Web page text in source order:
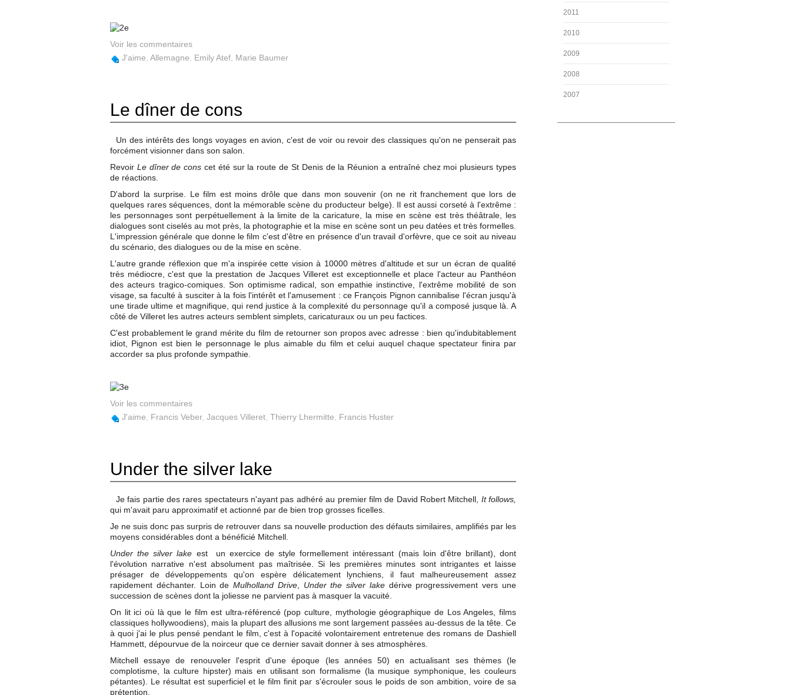
Voir les commentaires
J'aime Allemagne Emily Atef Marie Baumer
Le dîner de cons
Un des intérêts des longs voyages en avion, c'est de voir ou revoir des classiques qu'on ne penserait pas
forcément visionner dans son salon.
Revoir Le dîner de cons cet été sur la route de St Denis de la Réunion a entraîné chez moi plusieurs types
de réactions.
D'abord la surprise. Le film est moins drôle que dans mon souvenir (on ne rit franchement que lors de
quelques rares séquences, dont la mémorable scène du producteur belge). Il est aussi corseté à l'extrême :
les personnages sont perpétuellement à la limite de la caricature, la mise en scène est très théâtrale, les
dialogues sont ciselés au mot près, la photographie et la mise en scène sont un peu datées et très formelles.
L'impression générale que donne le film c'est d'être en présence d'un travail d'orfèvre, que ce soit au niveau
du scénario, des dialogues ou de la mise en scène.
L'autre grande réflexion que m'a inspirée cette vision à 10000 mètres d'altitude et sur un écran de qualité
très médiocre, c'est que la prestation de Jacques Villeret est exceptionnelle et place l'acteur au Panthéon
des acteurs tragico-comiques. Son optimisme radical, son empathie instinctive, l'extrême mobilité de son
visage, sa faculté à susciter à la fois l'intérêt et l'amusement : ce François Pignon cannibalise l'écran jusqu'à
une tirade ultime et magnifique, qui rend justice à la complexité du personnage qu'il a composé jusque là. A
côté de Villeret les autres acteurs semblent simplets, caricaturaux ou un peu factices.
C'est probablement le grand mérite du film de retourner son propos avec adresse : bien qu'indubitablement
idiot, Pignon est bien le personnage le plus aimable du film et celui auquel chaque spectateur finira par
accorder sa plus profonde sympathie.
Voir les commentaires
J'aime
Francis Veber, Jacques Villeret Thierry Lhermitte Francis Huster
Under the silver lake
Je fais partie des rares spectateurs n'ayant pas adhéré au premier film de David Robert Mitchell, It follows,
qui m'avait paru approximatif et actionné par de bien trop grosses ficelles.
Je ne suis donc pas surpris de retrouver dans sa nouvelle production des défauts similaires, amplifiés par les
moyens considérables dont a bénéficié Mitchell.
Under the silver lake est un exercice de style formellement intéressant (mais loin d'être brillant), dont
l'évolution narrative n'est absolument pas maîtrisée. Si les premières minutes sont intrigantes et laisse
présager de développements qu'on espère délicatement lynchiens, il faut malheureusement assez
rapidement déchanter. Loin deMulholland Drive, Under the silver lake dérive progressivement vers une
succession de scènes dont la joliesse ne parvient pas à masquer la vacuité.
On lit ici où là que le film est ultra-référencé (pop culture, mythologie géographique de Los Angeles, films
classiques hollywoodiens), mais la plupart des allusions me sont largement passées au-dessus de la tête. Ce
à quoi j'ai le plus pensé pendant le film, c'est à l'opacité volontairement entretenue des romans de Dashiell
Hammett, dépourvue de la noirceur que ce dernier savait donner à ses atmosphères.
Mitchell essaye de renouveler l'esprit d'une époque (les années 50) en actualisant ses thèmes (le
complotisme, la culture hipster) mais en utilisant son formalisme (la musique symphonique, les couleurs
pétantes). Le résultat est superficiel et le film finit par s'écrouler sous le poids de son ambition, voire de sa
prétention.
2011
2010
2009
2008
2007